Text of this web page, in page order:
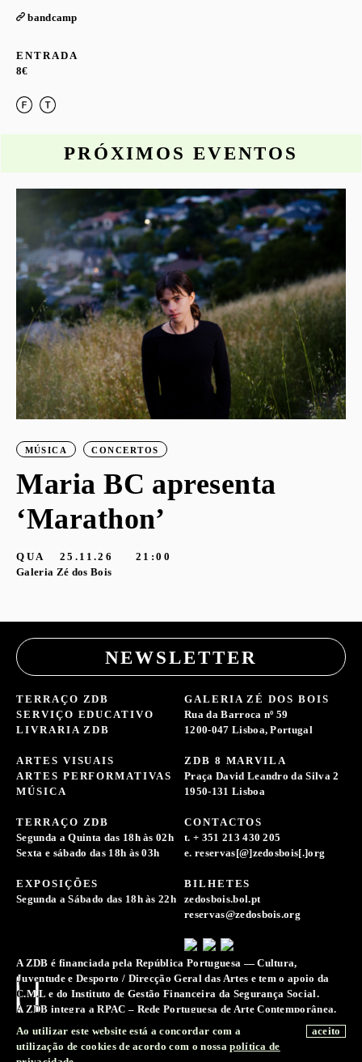
bandcamp
ENTRADA
8€
PRÓXIMOS EVENTOS
MÚSICA CONCERTOS
Maria BC apresenta
‘Marathon’
QUA 25.11.26
21:00
Galeria Zé dos Bois
NEWSLETTER
TERRAÇO ZDB
SERVIÇO EDUCATIVO
LIVRARIA ZDB
ARTES VISUAIS
ARTES PERFORMATIVAS
MÚSICA
GALERIA ZÉ DOS BOIS
Rua da Barroca nº 59
1200-047 Lisboa, Portugal
ZDB 8 MARVILA
Praça David Leandro da Silva 2
1950-131 Lisboa
TERRAÇO ZDB
Segunda a Quinta das 18h às 02h
Sexta e sábado das 18h às 03h
EXPOSIÇÕES
Segunda a Sábado das 18h às 22h
CONTACTOS
t. + 351 213 430 205
e. reservas[@]zedosbois[.]org
BILHETES
zedosbois.bol.pt
reservas@zedosbois.org
A ZDB é financiada pela República Portuguesa — Cultura,
Juventude e Desporto / Direcção Geral das Artes e tem o apoio da
C.M.L e do Instituto de Gestão Financeira da Segurança Social.
A ZDB integra a RPAC – Rede Portuguesa de Arte Contemporânea.
A Associação Zé dos Bois reserva-se o direito de recolher e
conservar registos de imagens, sons e voz para a difusão e
preservação da memória da sua atividade.
aceito
Ao utilizar este website está a concordar com a
utilização de cookies de acordo com o nossapolítica de